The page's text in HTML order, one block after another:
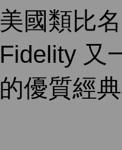
美國類比
Fidelity 又
的優質經